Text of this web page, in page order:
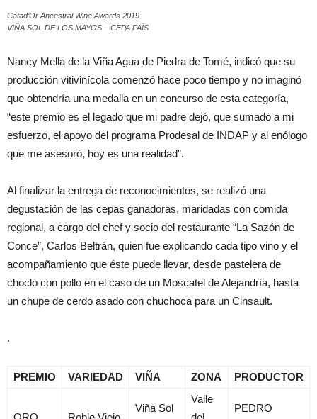
Catad’Or Ancestral Wine Awards 2019
VIÑA SOL DE LOS MAYOS – CEPA PAÍS
Nancy Mella de la Viña Agua de Piedra de Tomé, indicó que su
producción vitivinícola comenzó hace poco tiempo y no imaginó
que obtendría una medalla en un concurso de esta categoría,
“este premio es el legado que mi padre dejó, que sumado a mi
esfuerzo, el apoyo del programa Prodesal de INDAP y al enólogo
que me asesoró, hoy es una realidad”.
Al finalizar la entrega de reconocimientos, se realizó una
degustación de las cepas ganadoras, maridadas con comida
regional, a cargo del chef y socio del restaurante “La Sazón de
Conce”, Carlos Beltrán, quien fue explicando cada tipo vino y el
acompañamiento que éste puede llevar, desde pastelera de
choclo con pollo en el caso de un Moscatel de Alejandría, hasta
un chupe de cerdo asado con chuchoca para un Cinsault.
.
PREMIO VARIEDAD VIÑA ZONA PRODUCTOR
Viña Sol
Valle
PEDRO